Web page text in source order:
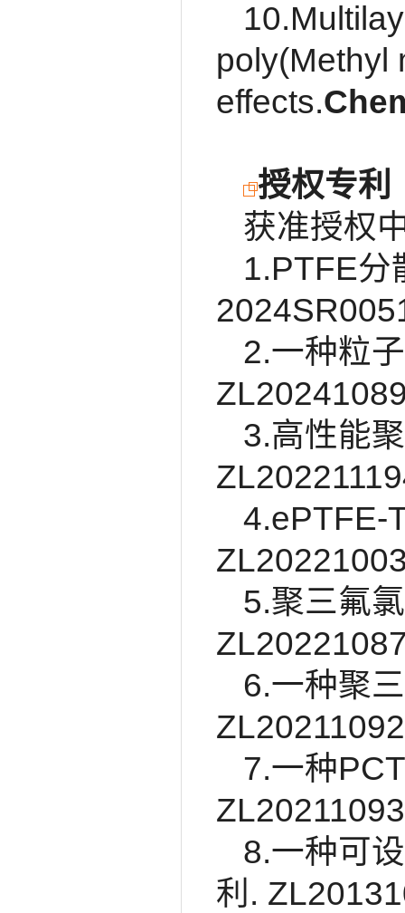
poly(Methyl
effects.
授权专利
获准授权
1.PTFE分
2.一种粒
3.高性能
4.ePTFE-
5.聚三氟
6.一种聚
7.一种
8.一种可
利.